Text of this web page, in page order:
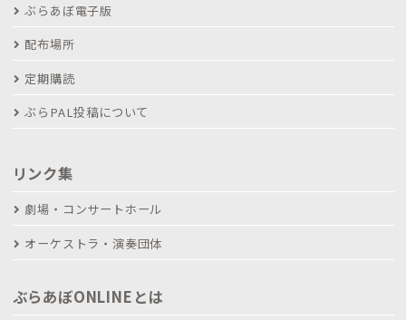
ぶらあぼ電子版
配布場所
定期購読
ぶらPAL投稿について
リンク集
劇場・コンサートホール
オーケストラ・演奏団体
ぶらあぼONLINEとは